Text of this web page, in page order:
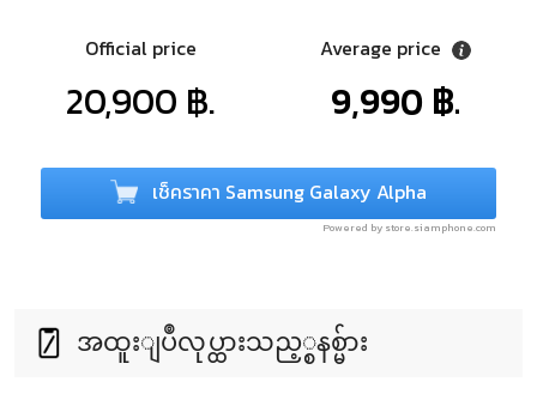
Official price
20,900 ฿.
Average price
9,990 ฿.
เช็คราคา Samsung Galaxy Alpha
Powered by store.siamphone.com
အထူးျပဳလုပ္ထားသည့္စနစ္မ်ား